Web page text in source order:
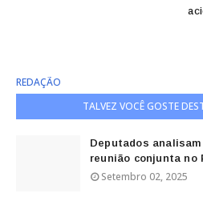
REDAÇÃO
TALVEZ VOCÊ GOSTE
Deputados
reunião conjunta no
Setembro 02, 2025